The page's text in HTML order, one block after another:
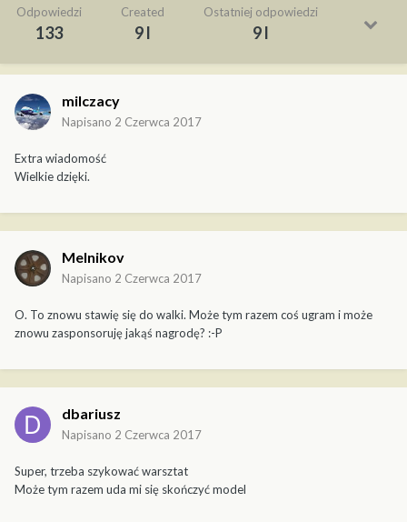
Odpowiedzi
133
Created
9 l
Ostatniej odpowiedzi
9 l
milczacy
Napisano 2 Czerwca 2017
Extra wiadomość
Wielkie dzięki.
Melnikov
Napisano 2 Czerwca 2017
O. To znowu stawię się do walki. Może tym razem coś ugram i może
znowu zasponsoruję jakąś nagrodę? :-P
dbariusz
Napisano 2 Czerwca 2017
Super, trzeba szykować warsztat
Może tym razem uda mi się skończyć model